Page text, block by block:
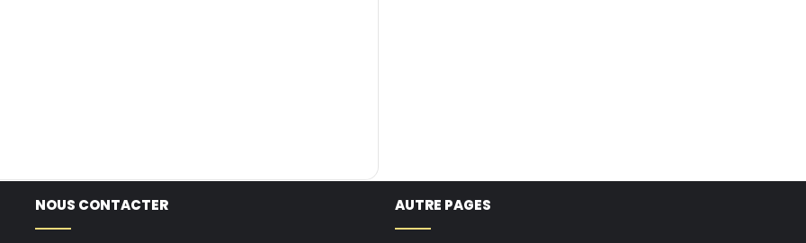
NOUS CONTACTER AUTRE PAGES